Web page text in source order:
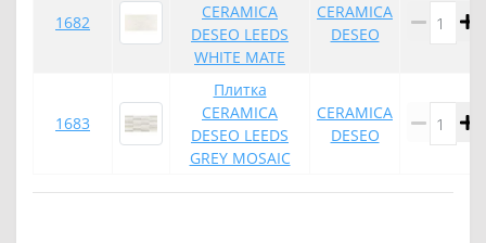
1682
CERAMICA
DESEO LEEDS
WHITE MATE
CERAMICA
DESEO
1683
Плитка
CERAMICA
DESEO LEEDS
GREY MOSAIC
CERAMICA
DESEO